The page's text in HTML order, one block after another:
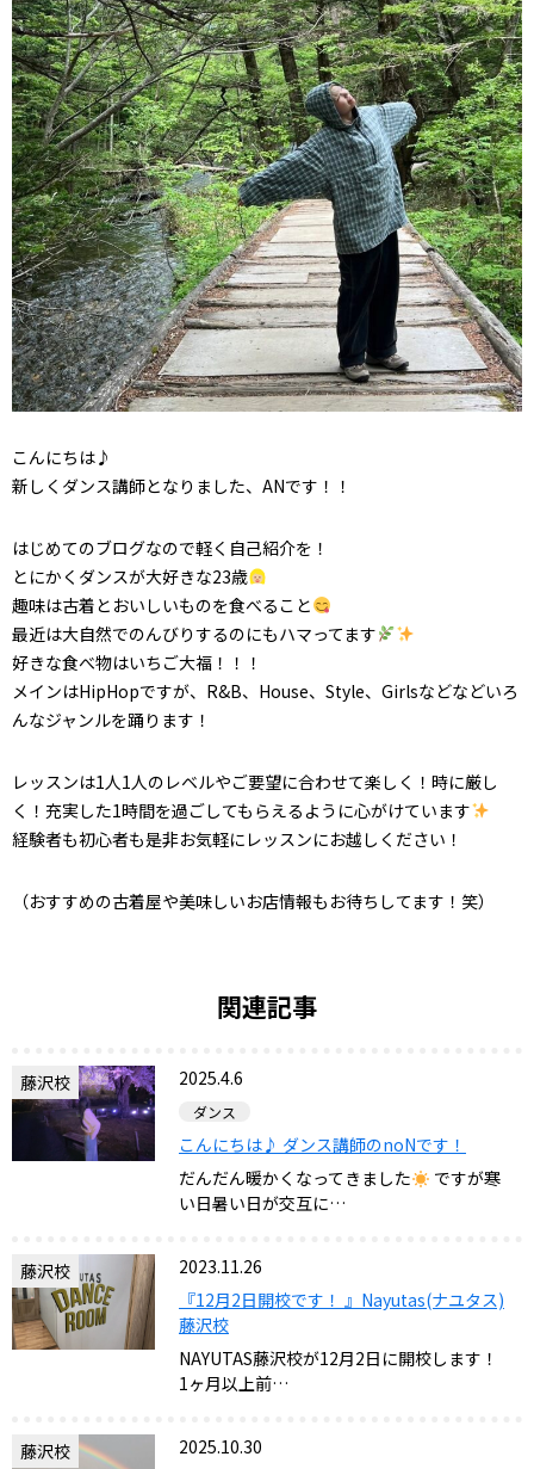
こんにちは♪
新しくダンス講師となりました、ANです！！
はじめてのブログなので軽く自己紹介を！
とにかくダンスが大好きな23歳
趣味は古着とおいしいものを食べること
最近は大自然でのんびりするのにもハマってます
好きな食べ物はいちご大福！！！
メインはHipHopですが、R&B、House、Style、Girlsなどなどいろ
んなジャンルを踊ります！
レッスンは1人1人のレベルやご要望に合わせて楽しく！時に厳し
く！充実した1時間を過ごしてもらえるように心がけています
経験者も初心者も是非お気軽にレッスンにお越しください！
（おすすめの古着屋や美味しいお店情報もお待ちしてます！笑）
関連記事
藤沢校 2025.4.6
ダンス
こんにちは♪ ダンス講師のnoNです！
だんだん暖かくなってきました
ですが寒
い日暑い日が交互に…
藤沢校
2023.11.26
『12月2日開校です！ 』Nayutas(ナユタス)
藤沢校
NAYUTAS藤沢校が12月2日に開校します！
1ヶ月以上前…
藤沢校 2025.10.30